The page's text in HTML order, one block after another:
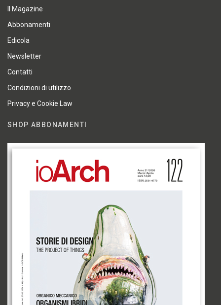
Il Magazine
Abbonamenti
Edicola
Newsletter
Contatti
Condizioni di utilizzo
Privacy e Cookie Law
SHOP ABBONAMENTI